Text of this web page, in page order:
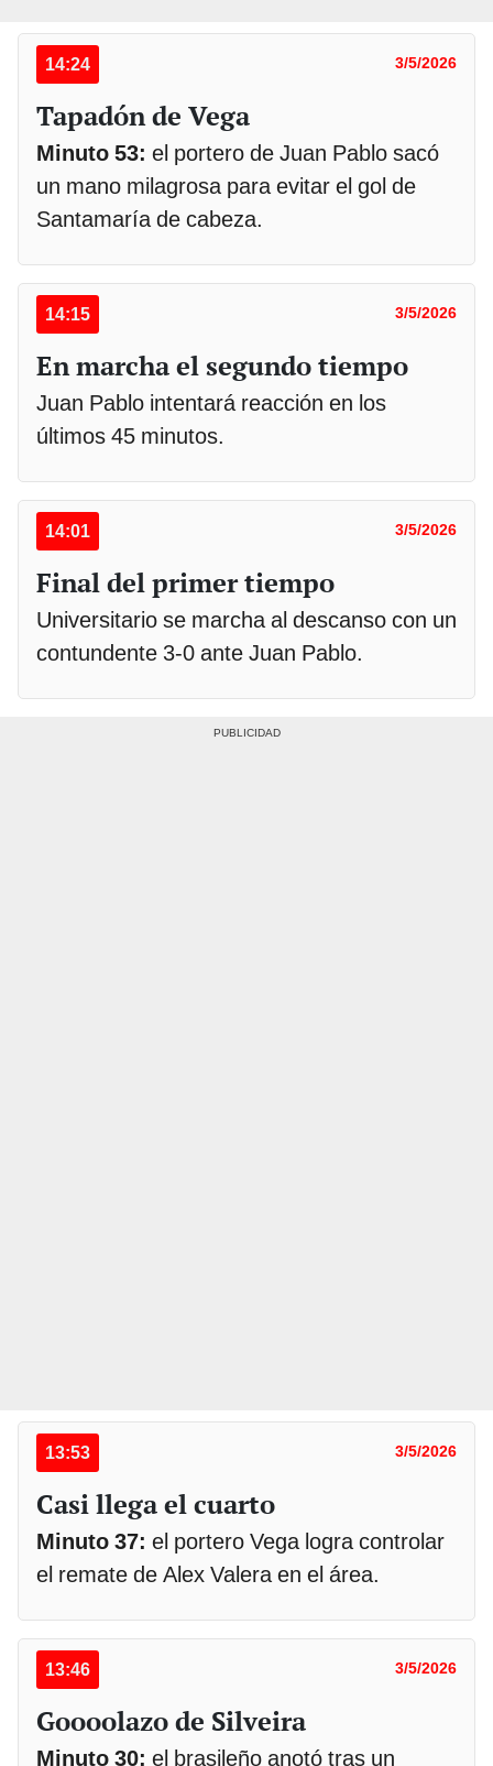
14:24 3/5/2026
Tapadón de Vega
Minuto 53: el portero de Juan Pablo sacó
un mano milagrosa para evitar el gol de
Santamaría de cabeza.
14:15 3/5/2026
En marcha el segundo tiempo
Juan Pablo intentará reacción en los
últimos 45 minutos.
14:01 3/5/2026
Final del primer tiempo
Universitario se marcha al descanso con un
contundente 3-0 ante Juan Pablo.
13:53 3/5/2026
Casi llega el cuarto
Minuto 37: el portero Vega logra controlar
el remate de Alex Valera en el área.
13:46 3/5/2026
Goooolazo de Silveira
Minuto 30: el brasileño anotó tras un